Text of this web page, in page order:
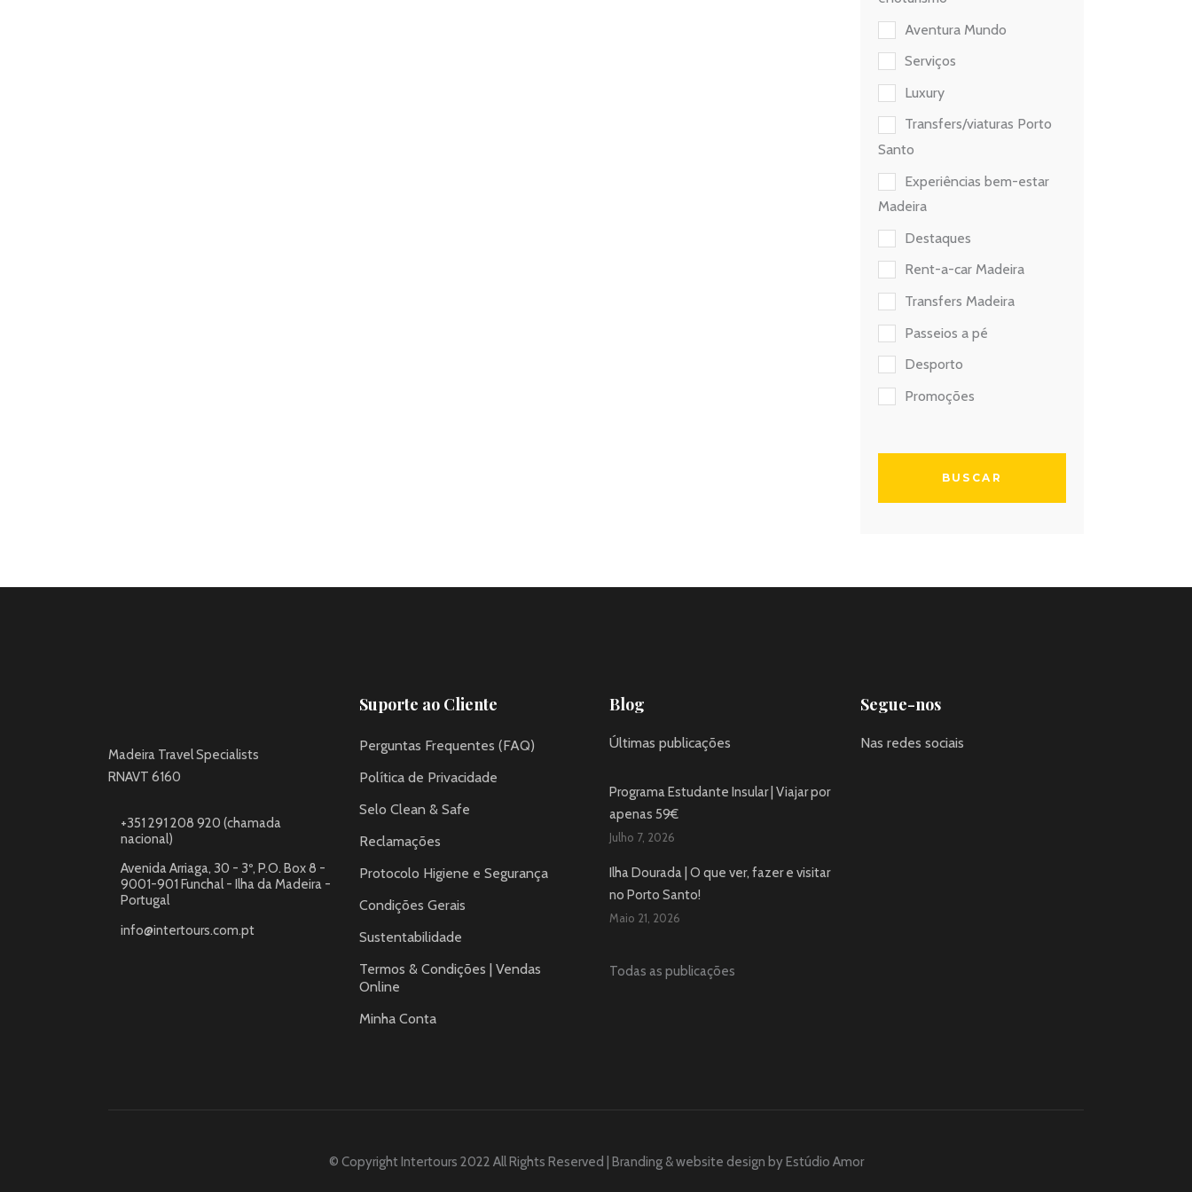
Aventura Mundo
Serviços
Luxury
Transfers/viaturas Porto
Santo
Experiências bem-estar
Madeira
Destaques
Rent-a-car Madeira
Transfers Madeira
Passeios a pé
Desporto
Promoções
Madeira Travel Specialists
RNAVT 6160
+351 291 208 920 (chamada
nacional)
Avenida Arriaga, 30 - 3º, P.O. Box 8 -
9001-901 Funchal - Ilha da Madeira -
Portugal
info@intertours.com.pt
Suporte ao Cliente
Perguntas Frequentes (FAQ)
Política de Privacidade
Selo Clean & Safe
Reclamações
Protocolo Higiene e Segurança
Condições Gerais
Sustentabilidade
Termos & Condições | Vendas
Online
Minha Conta
Blog
Últimas publicações
Programa Estudante Insular | Viajar por
apenas 59€
Julho 7, 2026
Ilha Dourada | O que ver, fazer e visitar
no Porto Santo!
Maio 21, 2026
Todas as publicações
Segue-nos
Nas redes sociais
© Copyright Intertours 2022 All Rights Reserved | Branding & website design byEstúdio Amor